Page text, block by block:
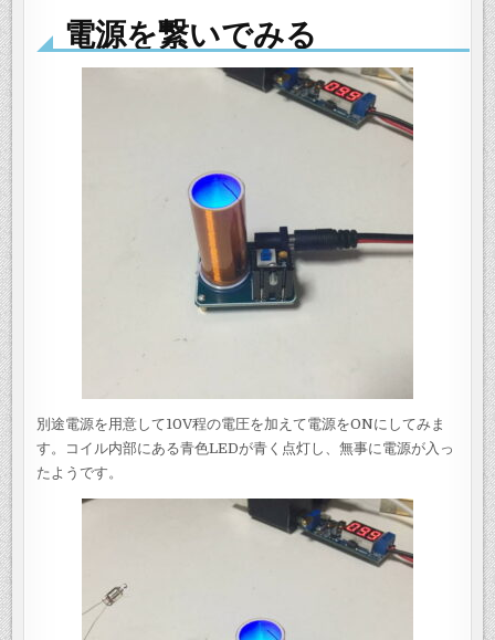
電源を繋いでみる
別途電源を用意して10V程の電圧を加えて電源をONにしてみま
す。コイル内部にある青色LEDが青く点灯し、無事に電源が入っ
たようです。